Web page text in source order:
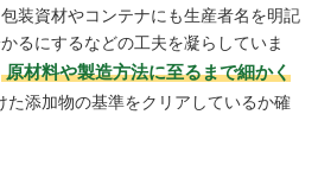
装資材やコンテナにも生産者名を明記
るにするなどの工夫を凝らしていま
原材料や製造方法に至るまで細かく
た添加物の基準をクリアしているか確